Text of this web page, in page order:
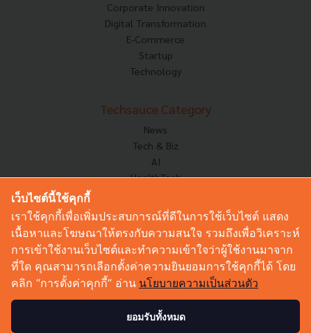
Corporate Innovation
Digital Transformation
E-Commerce
Startup
Technology
Techsauce Category
News
Tech & Biz
AI
HealthTech
Corp Innov
Saucy Thoughts
Based On
Sustainable
Videos
Podcast
เว็บไซต์นี้ใช้คุกกี้
เราใช้คุกกี้เพื่อเพิ่มประสบการณ์ที่ดีในการใช้เว็บไซต์ แสดง
เนื้อหาและโฆษณาให้ตรงกับความสนใจ รวมถึงเพื่อวิเคราะห์
การเข้าใช้งานเว็บไซต์และทำความเข้าใจว่าผู้ใช้งานมาจาก
ที่ใด คุณสามารถเลือกตั้งค่าความยินยอมการใช้คุกกี้ได้ โดย
คลิก “การตั้งค่าคุกกี้” อ่าน นโยบายความเป็นส่วนตัว
ยอมรับทั้งหมด